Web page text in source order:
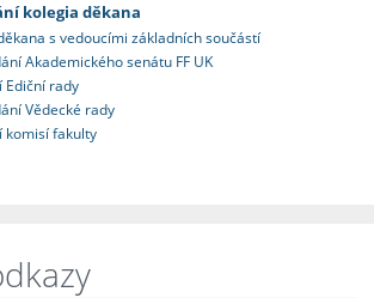
kolegia děkana
s vedoucími základních součástí
Akademického senátu FF UK
Ediční rady
Vědecké rady
komisí fakulty